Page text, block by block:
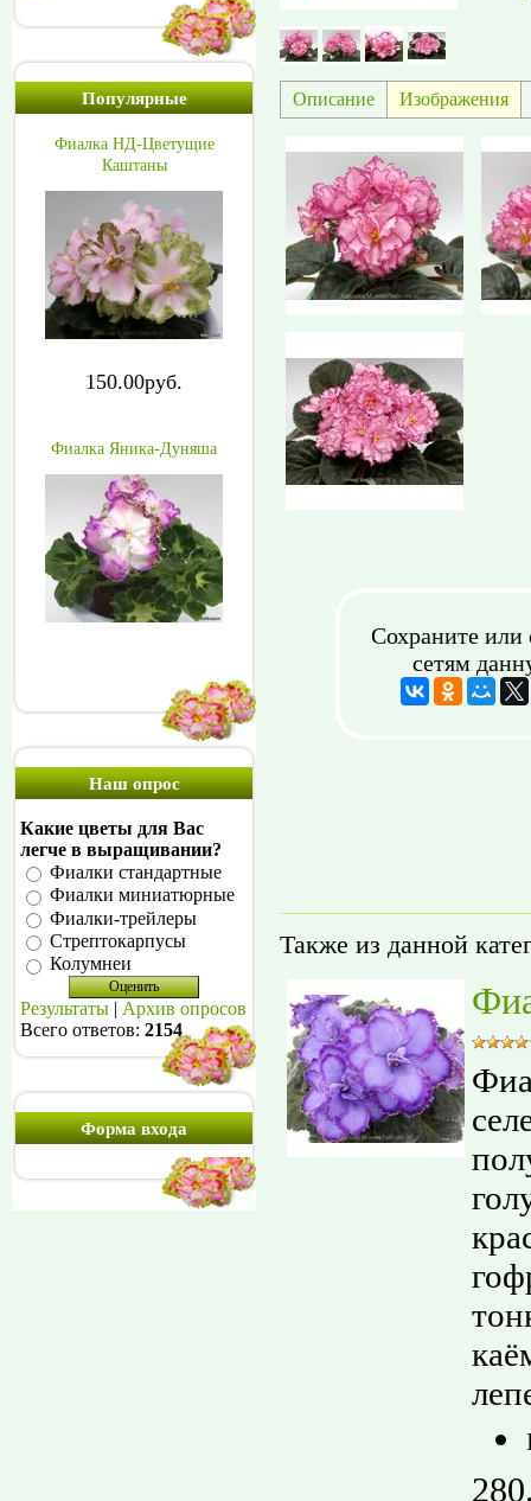
Популярные
Фиалка НД-Цветущие
Каштаны
150.00руб.
Фиалка Яника-Дуняша
Наш опрос
Какие цветы для Вас
легче в выращивании?
Фиалки стандартные
Фиалки миниатюрные
Фиалки-трейлеры
Стрептокарпусы
Колумнеи
Результаты
Архив опросов
Всего ответов: 2154
Форма входа
Описание Изображения
Сохраните или
сетям
Также из данной